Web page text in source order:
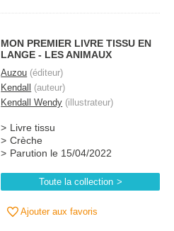
MON PREMIER LIVRE TISSU EN
LANGE - LES ANIMAUX
Auzou (éditeur)
Kendall
(auteur)
Kendall Wendy (illustrateur)
Livre tissu
Crèche
Parution le 15/04/2022
Toute la collection
Ajouter aux favoris